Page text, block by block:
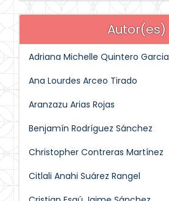
Autor(es)
Adriana Michelle Quintero Garcia
Ana Lourdes Arceo Tirado
Aranzazu Arias Rojas
Benjamín Rodríguez Sánchez
Christopher Contreras Martínez
Citlali Anahi Suárez Rangel